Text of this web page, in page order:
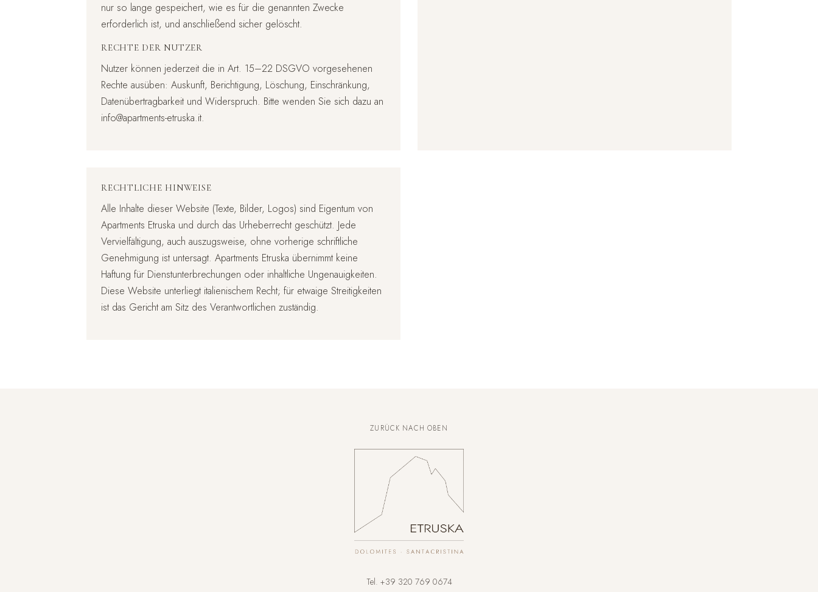
nur so lange gespeichert, wie es für die genannten Zwecke
erforderlich ist, und anschließend sicher gelöscht.
RECHTE DER NUTZER
Nutzer können jederzeit die in Art. 15–22 DSGVO vorgesehenen
Rechte ausüben: Auskunft, Berichtigung, Löschung, Einschränkung,
Datenübertragbarkeit und Widerspruch. Bitte wenden Sie sich dazu an
info@apartments-etruska.it.
RECHTLICHE HINWEISE
Alle Inhalte dieser Website (Texte, Bilder, Logos) sind Eigentum von
Apartments Etruska und durch das Urheberrecht geschützt. Jede
Vervielfältigung, auch auszugsweise, ohne vorherige schriftliche
Genehmigung ist untersagt. Apartments Etruska übernimmt keine
Haftung für Dienstunterbrechungen oder inhaltliche Ungenauigkeiten.
Diese Website unterliegt italienischem Recht; für etwaige Streitigkeiten
ist das Gericht am Sitz des Verantwortlichen zuständig.
ZURÜCK NACH OBEN
Tel. +39 320 769 0674